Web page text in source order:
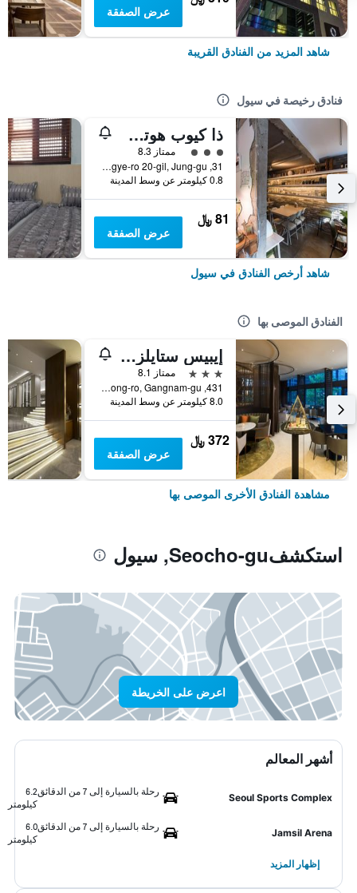
عرض الصفقة
شاهد المزيد من الفنادق القريبة
فنادق رخيصة في سيول
ذا كيوب هوتل - دار ضيافة
تقييم فئة 3ممتاز 8.3
31, Toegye-ro 20-gil, Jung-gu, سيول, كوريا الجنوبية
0.8 كيلومتر عن وسط المدينة
81 ﷼
عرض الصفقة
شاهد أرخص الفنادق في سيول
الفنادق الموصى بها
إيبيس ستايلز أمباسادور سيول غانغنام
3 نجوم
ممتاز 8.1
431, Samseong-ro, Gangnam-gu, سيول, كوريا الجنوبية
8.0 كيلومتر عن وسط المدينة
372 ﷼
عرض الصفقة
مشاهدة الفنادق الأخرى الموصى بها
استكشفSeocho-gu, سيول
اعرض على الخريطة
أشهر المعالم
Seoul Sports Complex
رحلة بالسيارة إلى 7 من الدقائق
6.2
كيلومتر
Jamsil Arena
رحلة بالسيارة إلى 7 من الدقائق
6.0
كيلومتر
إظهار المزيد